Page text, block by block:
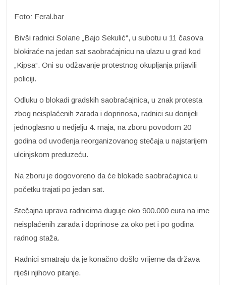
Foto: Feral.bar
Bivši radnici Solane „Bajo Sekulić“, u subotu u 11 časova
blokiraće na jedan sat saobraćajnicu na ulazu u grad kod
„Kipsa“. Oni su odžavanje protestnog okupljanja prijavili
policiji.
Odluku o blokadi gradskih saobraćajnica, u znak protesta
zbog neisplaćenih zarada i doprinosa, radnici su donijeli
jednoglasno u nedjelju 4. maja, na zboru povodom 20
godina od uvođenja reorganizovanog stečaja u najstarijem
ulcinjskom preduzeću.
Na zboru je dogovoreno da će blokade saobraćajnica u
početku trajati po jedan sat.
Stečajna uprava radnicima duguje oko 900.000 eura na ime
neisplaćenih zarada i doprinose za oko pet i po godina
radnog staža.
Radnici smatraju da je konačno došlo vrijeme da država
riješi njihovo pitanje.